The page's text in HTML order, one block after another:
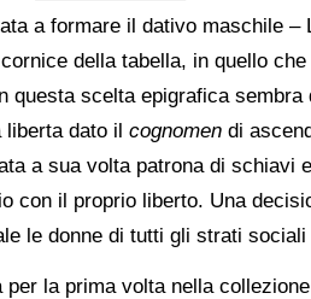
a formare il dativo maschile –
della tabella, in quello
scelta epigrafica sembra
liberta dato ilcognomen di
a sua volta patrona di schiavi
con il proprio liberto. Una
le donne di tutti gli strati
la prima volta nella